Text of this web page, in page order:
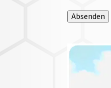
Absenden